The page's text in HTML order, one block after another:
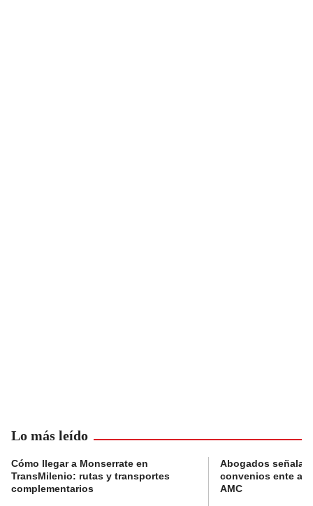
Lo más leído
Cómo llegar a Monserrate en
TransMilenio: rutas y transportes
complementarios
Abogados
convenios ente
AMC